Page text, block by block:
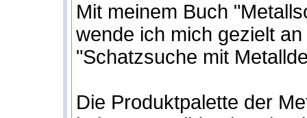
Mit meinem Buch
wende ich mich gezielt
"Schatzsuche mit
Die Produktpalette der